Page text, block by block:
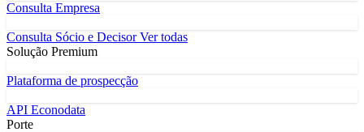
Consulta Empresa
Consulta Sócio e DecisorVer todas
Solução Premium
Plataforma de prospecção
API Econodata
Porte